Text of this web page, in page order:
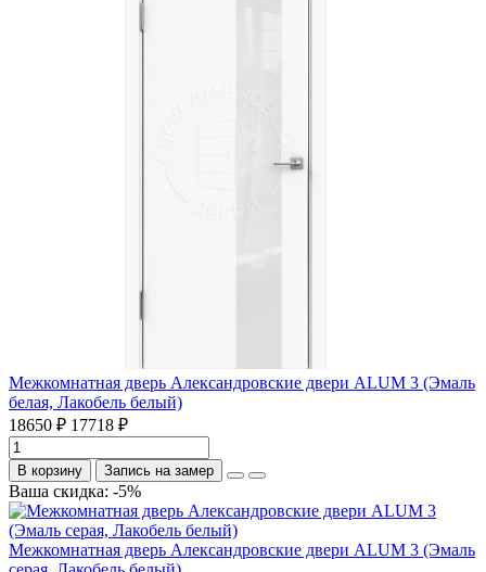
Межкомнатная дверь Александровские двери ALUM 3 (Эмаль
белая, Лакобель белый)
18650 ₽ 17718 ₽
В корзину Запись на замер
Ваша скидка: -5%
Межкомнатная дверь Александровские двери ALUM 3 (Эмаль